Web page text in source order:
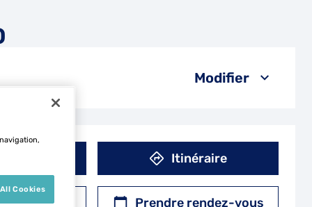
Modifier
Itinéraire
un devis Prendre rendez-vous
Cookies